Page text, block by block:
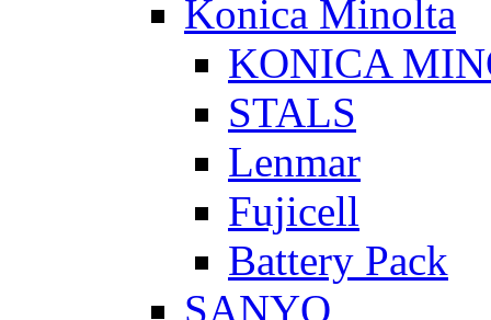
Konica Minolta
KONICA
STALS
Lenmar
Fujicell
Battery Pack
SANYO